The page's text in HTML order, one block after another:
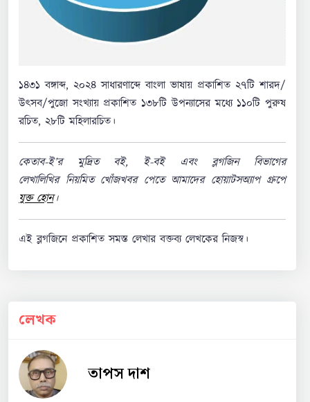
১৪৩১ বঙ্গাব্দ, ২০২৪ সাধারণাব্দে বাংলা ভাষায় প্রকাশিত ২৭টি শারদ/
উৎসব/পুজো সংখ্যায় প্রকাশিত ১৩৮টি উপন্যাসের মধ্যে ১১০টি পুরুষ
রচিত, ২৮টি মহিলারচিত।
কেতাব-ই’র মুদ্রিত বই, ই-বই এবং ব্লগজিন বিভাগের
লেখালিখির নিয়মিত খোঁজখবর পেতে আমাদের হোয়াটসঅ্যাপ গ্রুপে
যুক্ত হোন।
এই ব্লগজিনে প্রকাশিত সমস্ত লেখার বক্তব্য লেখকের নিজস্ব।
লেখক
তাপস দাশ